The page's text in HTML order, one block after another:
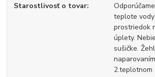
Starostlivosť o tovar
teplote vody
prostriedok
úplety.
sušičke.
2.teplotnom